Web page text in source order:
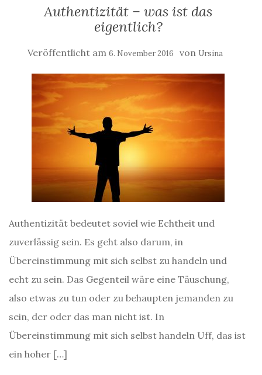
Authentizität – was ist das
eigentlich?
Veröffentlicht am 6. November 2016 von Ursina
Authentizität bedeutet soviel wie Echtheit und
zuverlässig sein. Es geht also darum, in
Übereinstimmung mit sich selbst zu handeln und
echt zu sein. Das Gegenteil wäre eine Täuschung,
also etwas zu tun oder zu behaupten jemanden zu
sein, der oder das man nicht ist. In
Übereinstimmung mit sich selbst handeln Uff, das ist
ein hoher […]